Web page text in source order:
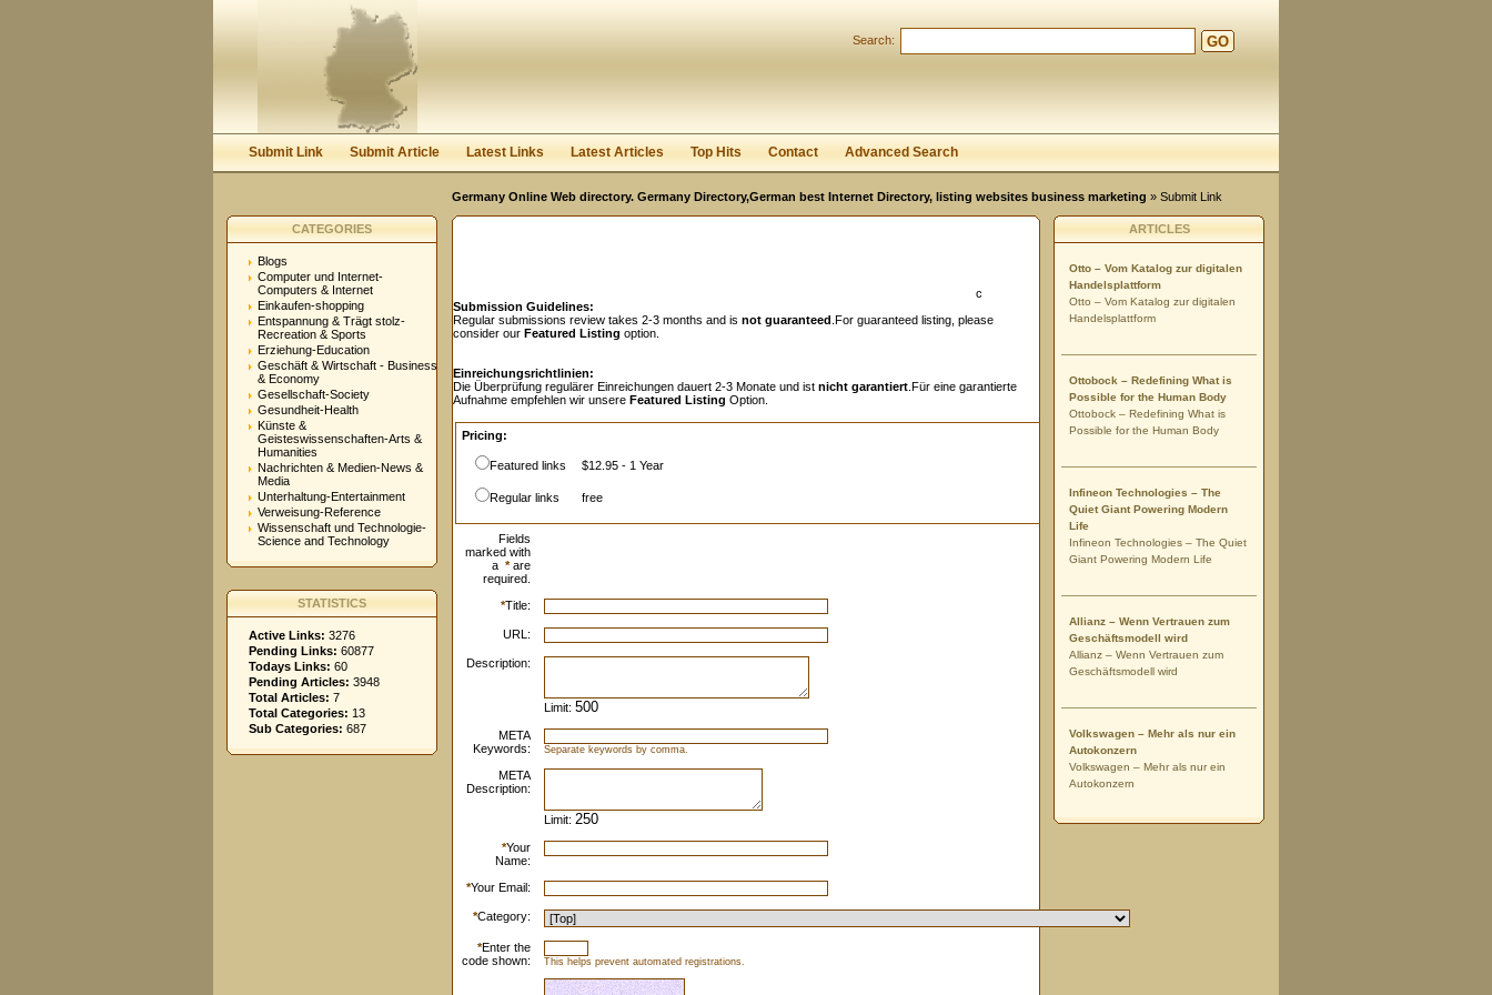
Keep me logged in.
Search: GO
Submit Link Submit Article Latest Links Latest Articles Top Hits Contact Advanced Search
Germany Online Web directory. Germany Directory,German best Internet Directory, listing websites business marketing » Submit Link
CATEGORIES
Blogs
Computer und Internet-
Computers & Internet
Einkaufen-shopping
Entspannung & Trägt stolz-
Recreation & Sports
Erziehung-Education
Geschäft & Wirtschaft - Business
& Economy
Gesellschaft-Society
Gesundheit-Health
Künste &
Geisteswissenschaften-Arts &
Humanities
Nachrichten & Medien-News &
Media
Unterhaltung-Entertainment
Verweisung-Reference
Wissenschaft und Technologie-
Science and Technology
STATISTICS
Active Links: 3276
Pending Links: 60877
Todays Links: 60
Pending Articles: 3948
Total Articles: 7
Total Categories: 13
Sub Categories: 687
c
Submission Guidelines:
Regular submissions review takes 2-3 months and is not guaranteed .For guaranteed listing, please
consider our Featured Listing option.
Einreichungsrichtlinien:
Die Überprüfung regulärer Einreichungen dauert 2-3 Monate und ist nicht garantiert .Für eine garantierte
Aufnahme empfehlen wir unsere Featured Listing Option.
Pricing:
Featured links $12.95 - 1 Year
Regular links free
Fields
marked with
a *are
required.
*Title:
URL:
Description:
Limit:
META
Keywords:
Separate keywords by comma.
META
Description:
Limit:
*Your
Name:
*Your Email:
*Category:
*Enter the
code shown:
This helps prevent automated registrations.
ARTICLES
Otto – Vom Katalog zur digitalen
Handelsplattform
Otto – Vom Katalog zur digitalen
Handelsplattform
Ottobock – Redefining What is
Possible for the Human Body
Ottobock – Redefining What is
Possible for the Human Body
Infineon Technologies – The
Quiet Giant Powering Modern
Life
Infineon Technologies – The Quiet
Giant Powering Modern Life
Allianz – Wenn Vertrauen zum
Geschäftsmodell wird
Allianz – Wenn Vertrauen zum
Geschäftsmodell wird
Volkswagen – Mehr als nur ein
Autokonzern
Volkswagen – Mehr als nur ein
Autokonzern